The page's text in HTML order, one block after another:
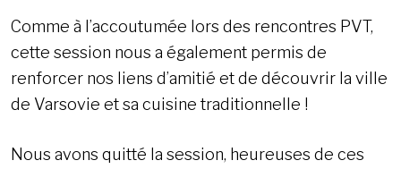
Comme à l’accoutumée lors des rencontres PVT,
cette session nous a également permis de
renforcer nos liens d’amitié et de découvrir la ville
de Varsovie et sa cuisine traditionnelle !
Nous avons quitté la session, heureuses de ces